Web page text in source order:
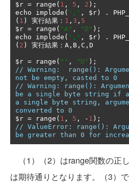
$r = range ( 1 , 5 , 2 );
echo implode ( ',' , $r ) .
( 1 ) 実行結果： 1 , 3 , 5
$r = range ( "A" , "D" );
echo implode ( ',' , $r ) .
( 2 ) 実行結果： A , B , C , D
$r = range ( "" , "D" );
// Warning:  range():
not be empty, casted to 0
// Warning: range():
be a single byte string if
a single byte string,
converted to 0
$r = range ( 1 , 5 , - 1 );
// ValueError: range():
be greater than 0 for
（1）（2）はrange関数の正
は期待通りとなります。（3）